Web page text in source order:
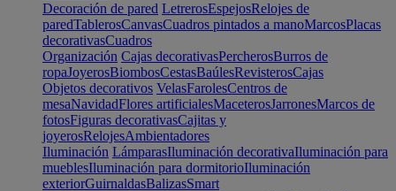
Decoración de pared LetrerosEspejosRelojes de
paredTablerosCanvasCuadros pintados a manoMarcosPlacas
decorativasCuadros
Organización Cajas decorativasPercherosBurros de
ropaJoyerosBiombosCestasBaúlesRevisterosCajas
Objetos decorativos VelasFarolesCentros de
mesaNavidadFlores artificialesMaceterosJarronesMarcos de
fotosFiguras decorativasCajitas y
joyerosRelojesAmbientadores
Iluminación LámparasIluminación decorativaIluminación para
mueblesIluminación para dormitorioIluminación
exteriorGuirnaldasBalizasSmart